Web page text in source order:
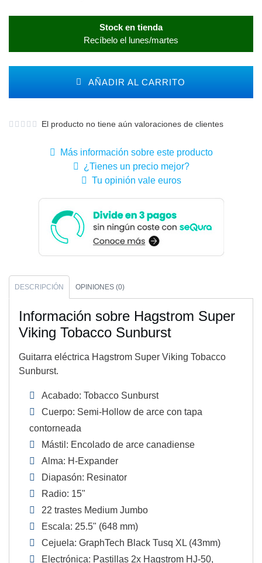
Stock en tienda
Recíbelo el lunes/martes
AÑADIR AL CARRITO
El producto no tiene aún valoraciones de clientes
Más información sobre este producto
¿Tienes un precio mejor?
Tu opinión vale euros
DESCRIPCIÓN OPINIONES (0)
Información sobre Hagstrom Super
Viking Tobacco Sunburst
Guitarra eléctrica Hagstrom Super Viking Tobacco
Sunburst.
Acabado: Tobacco Sunburst
Cuerpo: Semi-Hollow de arce con tapa
contorneada
Mástil: Encolado de arce canadiense
Alma: H-Expander
Diapasón: Resinator
Radio: 15"
22 trastes Medium Jumbo
Escala: 25.5" (648 mm)
Cejuela: GraphTech Black Tusq XL (43mm)
Electrónica: Pastillas 2x Hagstrom HJ-50,